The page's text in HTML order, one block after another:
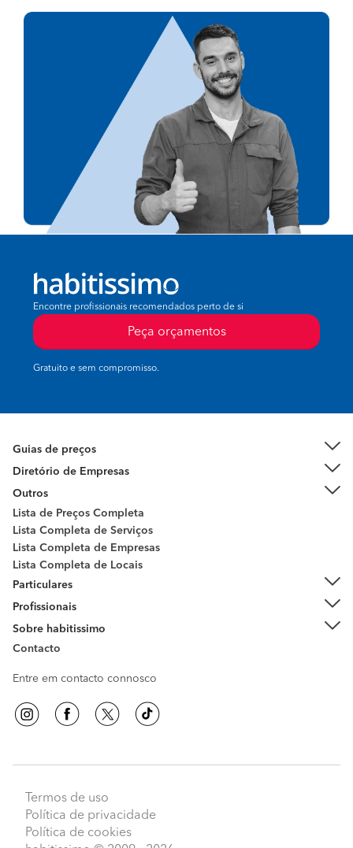
Encontre profissionais recomendados perto de si
Peça orçamentos
Gratuito e sem compromisso.
Guias de preços
Diretório de Empresas
Outros
Lista de Preços Completa
Lista Completa de Serviços
Lista Completa de Empresas
Lista Completa de Locais
Particulares
Profissionais
Sobre habitissimo
Contacto
Entre em contacto connosco
Termos de uso
Política de privacidade
Política de cookies